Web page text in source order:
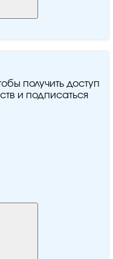
получить доступ
и подписаться